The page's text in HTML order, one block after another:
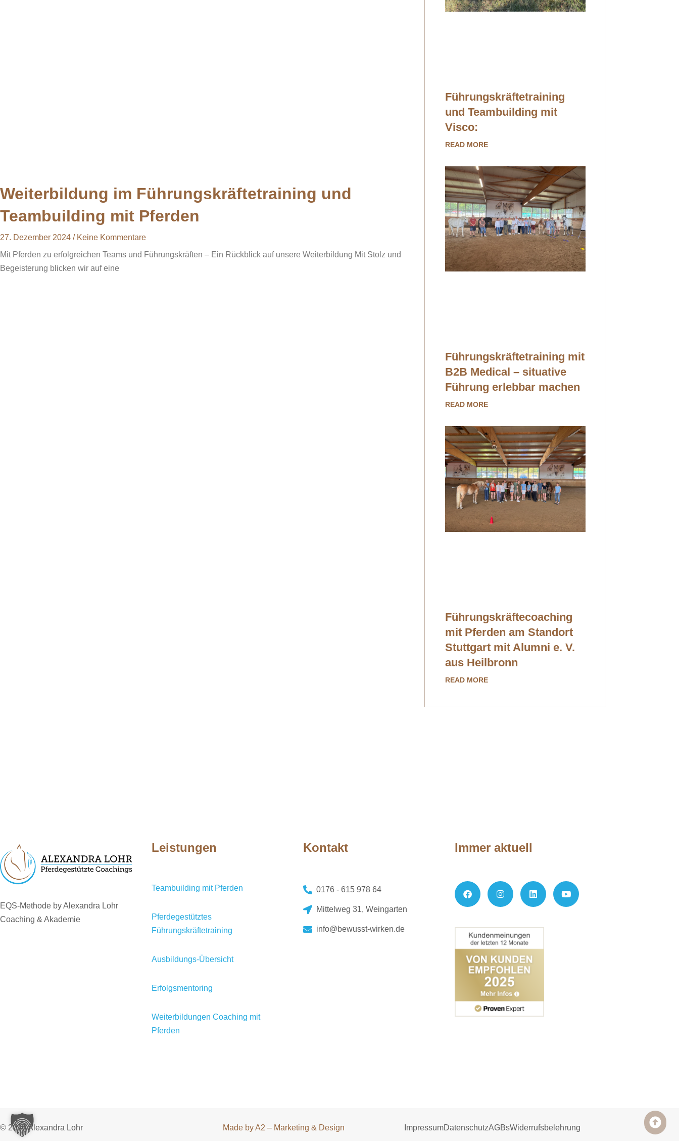
Weiterbildung im Führungskräftetraining und
Teambuilding mit Pferden
27. Dezember 2024 Keine Kommentare
Mit Pferden zu erfolgreichen Teams und Führungskräften – Ein Rückblick auf unsere Weiterbildung Mit Stolz und
Begeisterung blicken wir auf eine
Führungskräftetraining
und Teambuilding mit
Visco:
READ MORE
Führungskräftetraining mit
B2B Medical – situative
Führung erlebbar machen
READ MORE
Führungskräftecoaching
mit Pferden am Standort
Stuttgart mit Alumni e. V.
aus Heilbronn
READ MORE
EQS-Methode by Alexandra Lohr
Coaching & Akademie
Leistungen
Teambuilding mit Pferden
Pferdegestütztes
Führungskräftetraining
Ausbildungs-Übersicht
Erfolgsmentoring
Weiterbildungen Coaching mit
Pferden
Kontakt
0176 - 615 978 64
Mittelweg 31, Weingarten
info@bewusst-wirken.de
Immer aktuell
© 2026 Alexandra Lohr Made by A2 – Marketing & Design ImpressumDatenschutzAGBsWiderrufsbelehrung